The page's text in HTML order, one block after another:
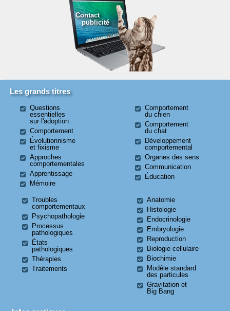
Contact
publicité
Les grands titres
Questions
essentielles
sur l'adoption
Comportement
Évolutionnisme
et fixisme
Approches
comportementales
Apprentissage
Mémoire
Comportement
du chien
Comportement
du chat
Développement
comportemental
Organes des sens
Communication
Éducation
Troubles
comportementaux
Psychopathologie
Processus
pathologiques
États
pathologiques
Thérapies
Traitements
Anatomie
Histologie
Endocrinologie
Embryologie
Reproduction
Biologie cellulaire
Biochimie
Modèle standard
des particules
Gravitation et
Big Bang